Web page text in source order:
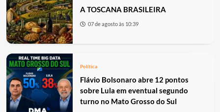
A TOSCANA BRASILEIRA
07 de agosto às 10:39
Política
Flávio Bolsonaro abre 12 pontos
sobre Lula em eventual segundo
turno no Mato Grosso do Sul